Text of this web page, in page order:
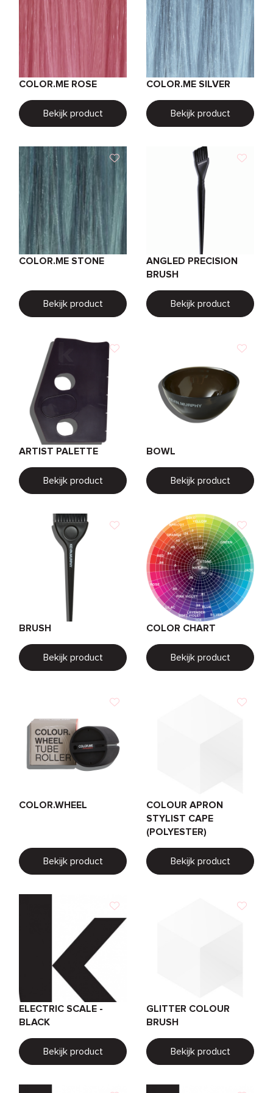
COLOR.ME ROSE
Bekijk product
COLOR.ME SILVER
Bekijk product
COLOR.ME STONE
Bekijk product
ANGLED PRECISION
BRUSH
Bekijk product
ARTIST PALETTE
Bekijk product
BOWL
Bekijk product
BRUSH
Bekijk product
COLOR CHART
Bekijk product
COLOR.WHEEL
Bekijk product
COLOUR APRON
STYLIST CAPE
(POLYESTER)
Bekijk product
ELECTRIC SCALE -
BLACK
Bekijk product
GLITTER COLOUR
BRUSH
Bekijk product